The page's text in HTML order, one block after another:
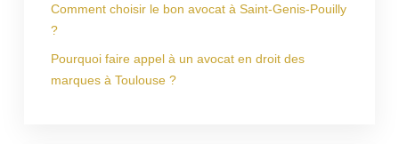
Comment choisir le bon avocat à Saint-Genis-Pouilly
?
Pourquoi faire appel à un avocat en droit des
marques à Toulouse ?